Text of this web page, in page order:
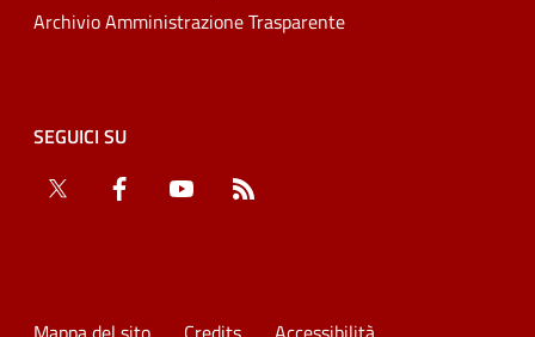
Archivio Amministrazione Trasparente
SEGUICI SU
Twitter
Facebook YouTube